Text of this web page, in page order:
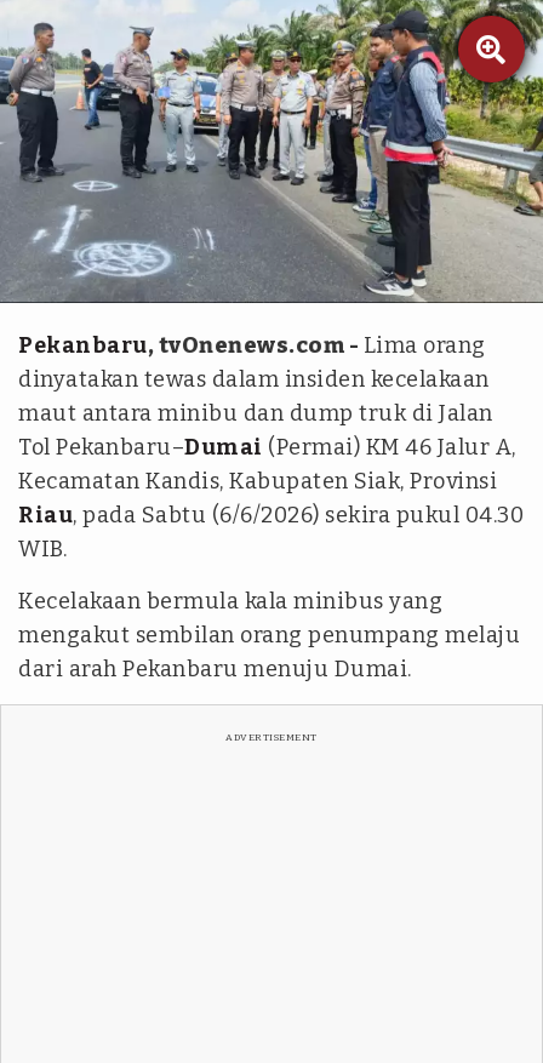

Istimewa
Pekanbaru, tvOnenews.com - Lima orang
dinyatakan tewas dalam insiden kecelakaan
maut antara minibu dan dump truk di Jalan
Tol Pekanbaru–Dumai (Permai) KM 46 Jalur A,
Kecamatan Kandis, Kabupaten Siak, Provinsi
Riau, pada Sabtu (6/6/2026) sekira pukul 04.30
WIB.
Kecelakaan bermula kala minibus yang
mengakut sembilan orang penumpang melaju
dari arah Pekanbaru menuju Dumai.
ADVERTISEMENT